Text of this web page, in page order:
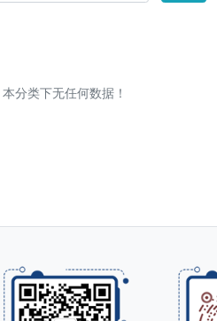
本分类下无任何数据！